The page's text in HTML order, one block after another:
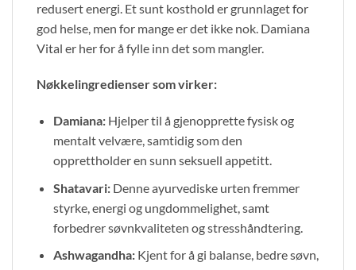
redusert energi. Et sunt kosthold er grunnlaget for
god helse, men for mange er det ikke nok. Damiana
Vital er her for å fylle inn det som mangler.
Nøkkelingredienser som virker:
Damiana:Hjelper til å gjenopprette fysisk og
mentalt velvære, samtidig som den
opprettholder en sunn seksuell appetitt.
Shatavari:Denne ayurvediske urten fremmer
styrke, energi og ungdommelighet, samt
forbedrer søvnkvaliteten og stresshåndtering.
Ashwagandha:Kjent for å gi balanse, bedre søvn,